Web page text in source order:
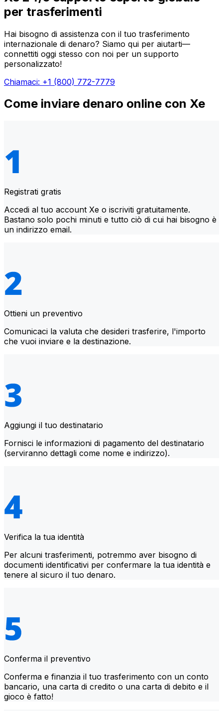
per trasferimenti
Hai bisogno di assistenza con il tuo trasferimento
internazionale di denaro? Siamo qui per aiutarti—
connettiti oggi stesso con noi per un supporto
personalizzato!
Chiamaci: +1 (800) 772-7779
Come inviare denaro online con Xe
Registrati gratis
Accedi al tuo account Xe o iscriviti gratuitamente.
Bastano solo pochi minuti e tutto ciò di cui hai bisogno è
un indirizzo email.
Ottieni un preventivo
Comunicaci la valuta che desideri trasferire, l'importo
che vuoi inviare e la destinazione.
Aggiungi il tuo destinatario
Fornisci le informazioni di pagamento del destinatario
(serviranno dettagli come nome e indirizzo).
Verifica la tua identità
Per alcuni trasferimenti, potremmo aver bisogno di
documenti identificativi per confermare la tua identità e
tenere al sicuro il tuo denaro.
Conferma il preventivo
Conferma e finanzia il tuo trasferimento con un conto
bancario, una carta di credito o una carta di debito e il
gioco è fatto!